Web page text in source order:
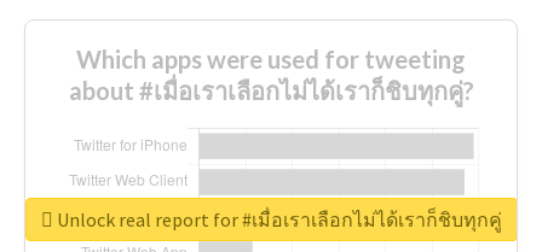
Which apps were used for tweeting
about #เมื่อเราเลือกไม่ได้เราก็ชิบทุกคู่?
Unlock real report for #เมื่อเราเลือกไม่ได้เราก็ชิบทุกคู่